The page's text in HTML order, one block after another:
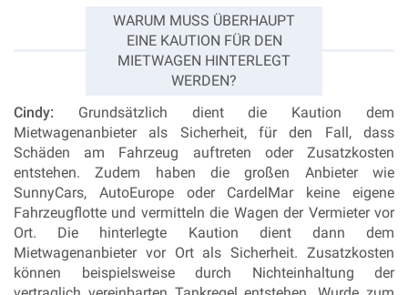
WARUM MUSS ÜBERHAUPT
EINE KAUTION FÜR DEN
MIETWAGEN HINTERLEGT
WERDEN?
Cindy: Grundsätzlich dient die Kaution dem
Mietwagenanbieter als Sicherheit, für den Fall, dass
Schäden am Fahrzeug auftreten oder Zusatzkosten
entstehen. Zudem haben die großen Anbieter wie
SunnyCars, AutoEurope oder CardelMar keine eigene
Fahrzeugflotte und vermitteln die Wagen der Vermieter vor
Ort. Die hinterlegte Kaution dient dann dem
Mietwagenanbieter vor Ort als Sicherheit. Zusatzkosten
können beispielsweise durch Nichteinhaltung der